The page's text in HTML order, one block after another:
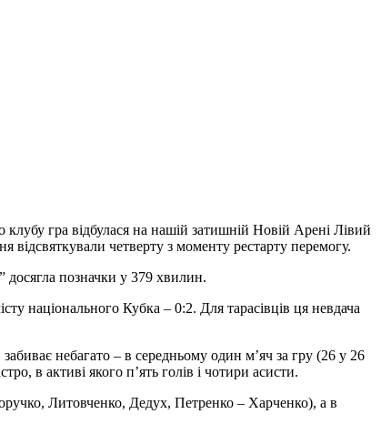
гра відбулася на нашій затишній Новій Арені Лівий
четверту з моменту рестарту перемогу.
досягла позначки у 379 хвилин.
національного Кубка – 0:2. Для тарасівців ця невдача
небагато – в середньому один м’яч за гру (26 у 26
в активі якого п’ять голів і чотири асисти.
Литовченко, Дедух, Петренко – Харченко), а в